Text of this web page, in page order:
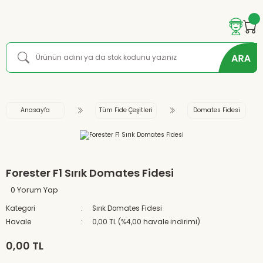
Anasayfa Tüm Fide Çeşitleri Domates Fidesi
Forester F1 Sırık Domates Fidesi
0 Yorum Yap
Kategori
Sırık Domates Fidesi
Havale
0,00 TL (%4,00 havale indirimi)
0,00 TL